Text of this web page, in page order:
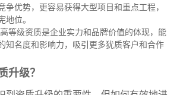
争优势，更容易获得大型项目和重点工程，
地位。
高等级资质是企业实力和品牌价值的体现，能
知名度和影响力，吸引更多犹质客户和合作
升级？